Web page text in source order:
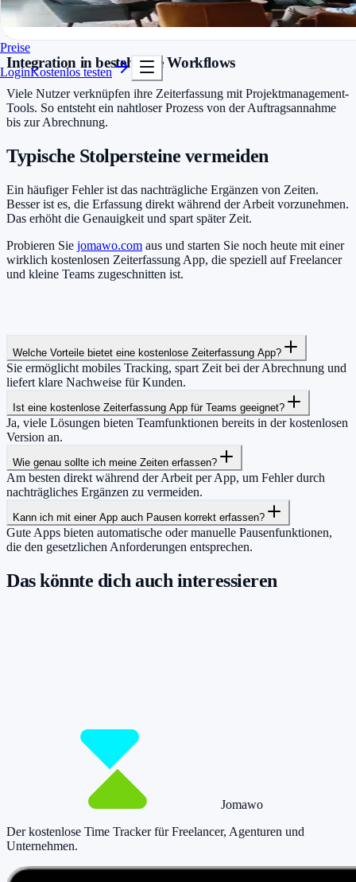
In Minuten startklar
Kostenlos testen
Preise
LoginKostenlos testen
Zeiterfassung im Alltag, um noch mehr aus Ihrer Zeit
herauszuholen. Regelmäßiges Tracking hilft dabei, unproduktive
Phasen zu erkennen.
Integration in bestehende Workflows
Viele Nutzer verknüpfen ihre Zeiterfassung mit Projektmanagement-
Tools. So entsteht ein nahtloser Prozess von der Auftragsannahme
bis zur Abrechnung.
Typische Stolpersteine vermeiden
Ein häufiger Fehler ist das nachträgliche Ergänzen von Zeiten.
Besser ist es, die Erfassung direkt während der Arbeit vorzunehmen.
Das erhöht die Genauigkeit und spart später Zeit.
Probieren Sie jomawo.com aus und starten Sie noch heute mit einer
wirklich kostenlosen Zeiterfassung App, die speziell auf Freelancer
und kleine Teams zugeschnitten ist.
Welche Vorteile bietet eine kostenlose Zeiterfassung App?
Sie ermöglicht mobiles Tracking, spart Zeit bei der Abrechnung und
liefert klare Nachweise für Kunden.
Ist eine kostenlose Zeiterfassung App für Teams geeignet?
Ja, viele Lösungen bieten Teamfunktionen bereits in der kostenlosen
Version an.
Wie genau sollte ich meine Zeiten erfassen?
Am besten direkt während der Arbeit per App, um Fehler durch
nachträgliches Ergänzen zu vermeiden.
Kann ich mit einer App auch Pausen korrekt erfassen?
Gute Apps bieten automatische oder manuelle Pausenfunktionen,
die den gesetzlichen Anforderungen entsprechen.
Das könnte dich auch interessieren
Jomawo
Der kostenlose Time Tracker für Freelancer, Agenturen und
Unternehmen.